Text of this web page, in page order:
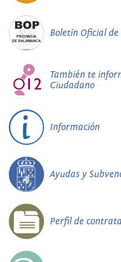
Boletín Oficial
También te
Ciudadano
Información
Ayudas y
Perfil de